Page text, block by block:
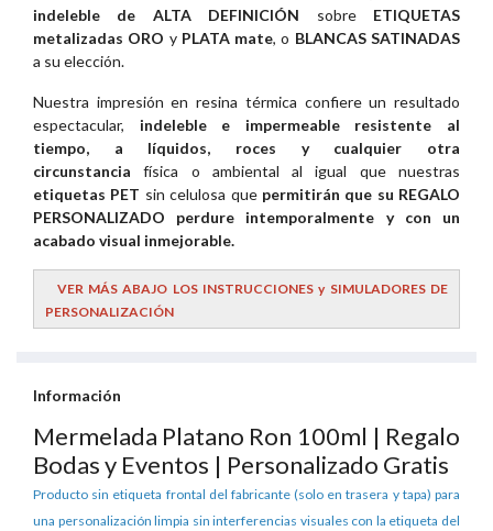
indeleble de ALTA DEFINICIÓN sobre ETIQUETAS
metalizadas ORO y PLATA mate, o BLANCAS SATINADAS
a su elección.
Nuestra impresión en resina térmica confiere un resultado
espectacular, indeleble e impermeable resistente al
tiempo, a líquidos, roces y cualquier otra
circunstancia física o ambiental al igual que nuestras
etiquetas PET sin celulosa que permitirán que su REGALO
PERSONALIZADO perdure intemporalmente y con un
acabado visual inmejorable.
VER MÁS ABAJO LOS INSTRUCCIONES y SIMULADORES DE
PERSONALIZACIÓN
Información
Mermelada Platano Ron 100ml | Regalo
Bodas y Eventos | Personalizado Gratis
Producto sin etiqueta frontal del fabricante (solo en trasera y tapa) para
una personalización limpia sin interferencias visuales con la etiqueta del